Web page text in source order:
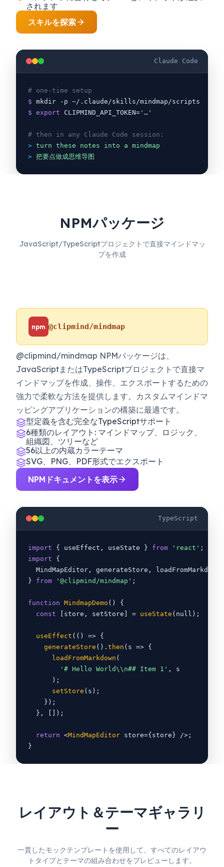
されます
スキルを探索
Claude Code
# one-time setup
$ mkdir -p ~/.claude/skills/mindmap/scripts
$ export CLIPMIND_API_TOKEN= '…'
# then in any Claude Code session:
> turn these notes into a mindmap
> 把要点做成思维导图
NPMパッケージ
JavaScript/TypeScriptプロジェクトで直接マインドマッ
プを作成
TypeScript
import { useEffect, useState } from 'react' ;
import
{
MindMapEditor, generateStore, loadFromMarkdown
}
from '@clipmind/mindmap' ;
function MindmapDemo () {
const [store, setStore] = useState (null);
useEffect (() => {
generateStore (). then (s => {
loadFromMarkdown (
'# Hello World\\n## Item 1' , s
);
setStore (s);
} );
} , []);
return <MindMapEditor store={ store } /> ;
}
npm @clipmind/mindmap
@clipmind/mindmap NPMパッケージは、
JavaScriptまたはTypeScriptプロジェクトで直接マ
インドマップを作成、操作、エクスポートするための
強力で柔軟な方法を提供します。カスタムマインドマ
ッピングアプリケーションの構築に最適です。
型定義を含む完全なTypeScriptサポート
6種類のレイアウト: マインドマップ、ロジック、
組織図、ツリーなど
56以上の内蔵カラーテーマ
SVG、PNG、PDF形式でエクスポート
NPMドキュメントを表示
レイアウト＆テーマギャラリ
ー
一貫したモックテンプレートを使用して、すべてのレイアウ
トタイプとテーマの組み合わせをプレビューします。